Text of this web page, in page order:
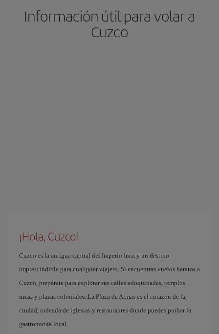
Información útil para volar a
Cuzco
¡Hola, Cuzco!
Cuzco es la antigua capital del Imperio Inca y un destino
imprescindible para cualquier viajero. Si encuentras vuelos baratos a
Cuzco, prepárate para explorar sus calles adoquinadas, templos
incas y plazas coloniales. La Plaza de Armas es el corazón de la
ciudad, rodeada de iglesias y restaurantes donde puedes probar la
gastronomía local.